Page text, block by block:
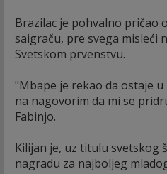
Brazilac je pohvalno pričao
saigraču, pre svega misleći
Svetskom prvenstvu.
"Mbape je rekao da ostaje u
na nagovorim da mi se
Fabinjo.
Kilijan je, uz titulu svetskog
nagradu za najboljeg